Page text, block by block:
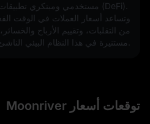
توقعات أسعار Moonriver